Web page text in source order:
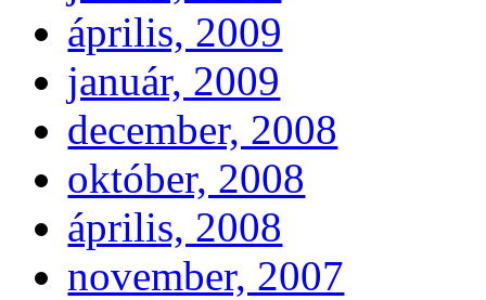
április, 2009
január, 2009
december, 2008
október, 2008
április, 2008
november, 2007